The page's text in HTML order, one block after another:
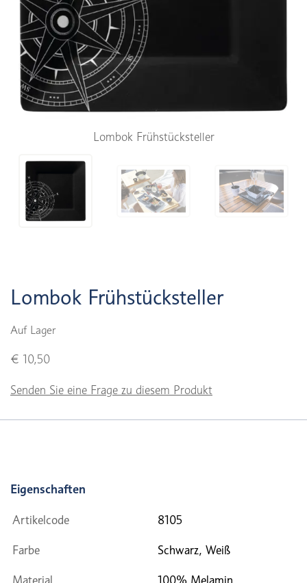
Lombok Frühstücksteller
Lombok Frühstücksteller
Auf Lager
€ 10,50
Senden Sie eine Frage zu diesem Produkt
Eigenschaften
Artikelcode 8105
Farbe Schwarz, Weiß
Material 100% Melamin